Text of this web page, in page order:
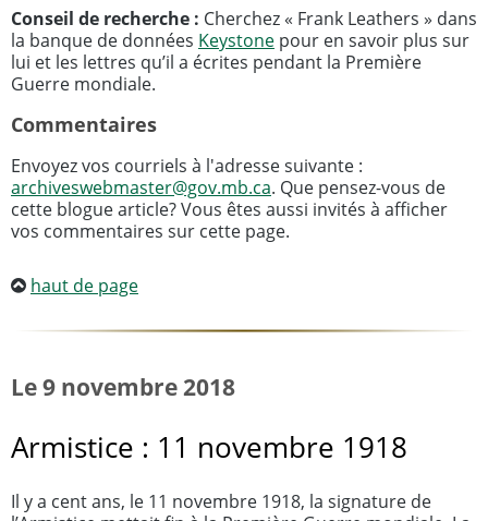
Conseil de recherche : Cherchez « Frank Leathers » dans
la banque de données Keystone pour en savoir plus sur
lui et les lettres qu’il a écrites pendant la Première
Guerre mondiale.
Commentaires
Envoyez vos courriels à l'adresse suivante :
archiveswebmaster@gov.mb.ca. Que pensez-vous de
cette blogue article? Vous êtes aussi invités à afficher
vos commentaires sur cette page.
haut de page
Le 9 novembre 2018
Armistice : 11 novembre 1918
Il y a cent ans, le 11 novembre 1918, la signature de